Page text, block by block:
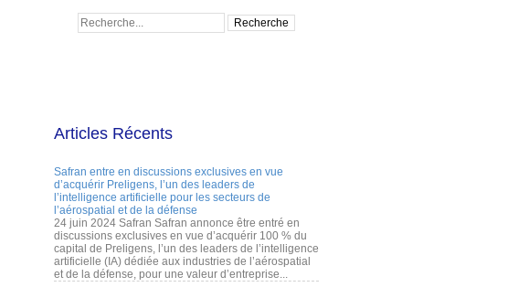
Articles Récents
Safran entre en discussions exclusives en vue
d’acquérir Preligens, l’un des leaders de
l’intelligence artificielle pour les secteurs de
l’aérospatial et de la défense
24 juin 2024 Safran Safran annonce être entré en
discussions exclusives en vue d’acquérir 100 % du
capital de Preligens, l’un des leaders de l’intelligence
artificielle (IA) dédiée aux industries de l’aérospatial
et de la défense, pour une valeur d’entreprise...